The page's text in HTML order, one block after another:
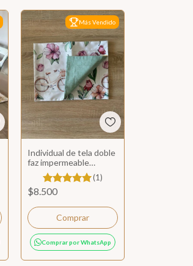
Más Vendido
Individual de tela doble
faz impermeable
Holanda
(1)
$8.500
Comprar por WhatsApp